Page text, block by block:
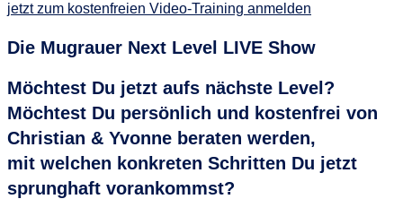
jetzt zum kostenfreien Video-Training anmelden
Die Mugrauer Next Level LIVE Show
Möchtest Du jetzt aufs nächste Level?
Möchtest Du persönlich und kostenfrei von
Christian & Yvonne beraten werden,
mit welchen konkreten Schritten Du jetzt
sprunghaft vorankommst?